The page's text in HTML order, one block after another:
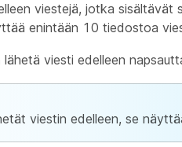
viestejä, jotka
enintään 10 tiedostoa
viesti edelleen
viestin edelleen, se